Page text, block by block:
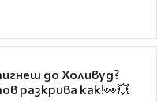
до Холивуд?
разкрива как!👀💥